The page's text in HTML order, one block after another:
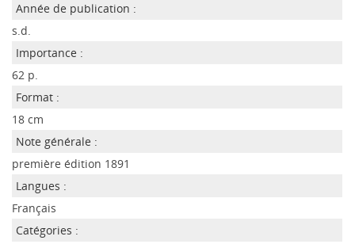
Année de publication :
s.d.
Importance :
62 p.
Format :
18 cm
Note générale :
première édition 1891
Langues :
Français
Catégories :